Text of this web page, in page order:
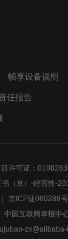
帧享设备说明
任报告
许可证：
（京）-经营性-
京ICP证060288号
中国互联网举报中